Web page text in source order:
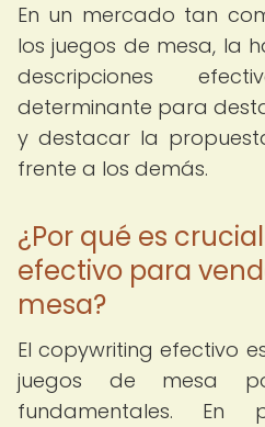
En un mercado tan
los juegos de mesa, la
descripciones
determinante para
y destacar la
frente a los demás.
¿Por qué es
efectivo para
mesa?
El copywriting efectivo
juegos de mesa
fundamentales. En